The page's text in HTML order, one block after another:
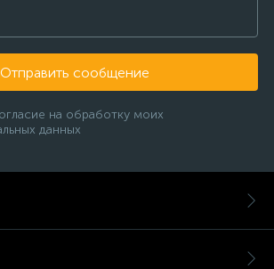
Отправить сообщение
на обработку моих
данных